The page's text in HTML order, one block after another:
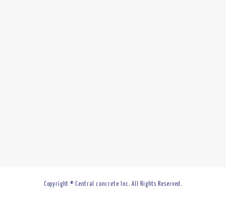
Copyright © Central concrete Inc. All Rights Reserved.